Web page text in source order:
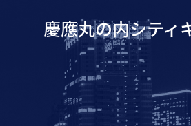
慶應丸の内シティ